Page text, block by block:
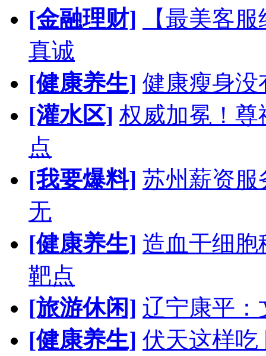
[金融理财]
【最美客
真诚
[健康养生] 健康瘦身没
[灌水区] 权威加冕！
点
[我要爆料] 苏州薪资服
无
[健康养生] 造血干细
靶点
[旅游休闲] 辽宁康平：
[健康养生] 伏天这样吃